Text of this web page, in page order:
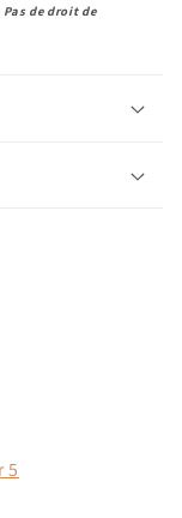
de droit de
5